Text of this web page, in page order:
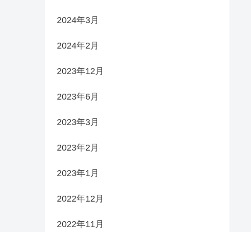
2024年3月
2024年2月
2023年12月
2023年6月
2023年3月
2023年2月
2023年1月
2022年12月
2022年11月